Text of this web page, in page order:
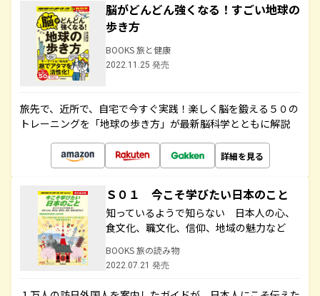
脳がどんどん強くなる！すごい地球の
歩き方
BOOKS 旅と健康
2022.11.25 発売
旅先で、近所で、自宅で今すぐ実践！楽しく脳を鍛える５０の
トレーニングを「地球の歩き方」が最新脳科学とともに解説
詳細を見る
Ｓ０１ 今こそ学びたい日本のこと
知っているようで知らない 日本人の心、
食文化、職文化、信仰、地域の魅力など
BOOKS 旅の読み物
2022.07.21 発売